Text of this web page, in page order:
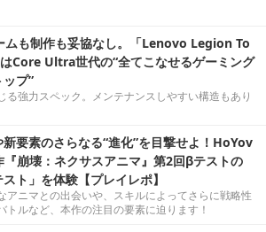
ムも制作も妥協なし。「Lenovo Legion To
Core Ultra世代の“全てこなせるゲーミング
プ”
る強力スペック。メンテナンスしやすい構造もあり
新要素のさらなる“進化”を目撃せよ！HoYov
崩壊：ネクサスアニマ』第2回βテストの
スト」を体験【プレイレポ】
アニマとの出会いや、スキルによってさらに戦略性
トルなど、本作の注目の要素に迫ります！